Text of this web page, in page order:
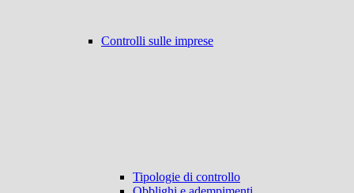
Controlli sulle imprese
Tipologie di controllo